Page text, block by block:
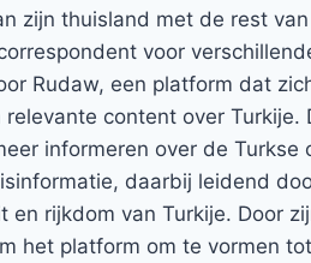
zijn thuisland met de rest
voor
Rudaw, een platform dat
content over Turkije.
informeren over de Turkse
daarbij leidend
en rijkdom van Turkije. Door
het platform om te vormen